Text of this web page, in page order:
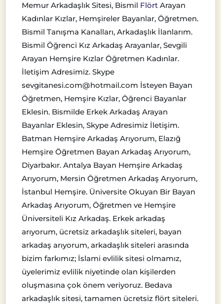
Memur Arkadaşlık Sitesi, Bismil Flört Arayan
Kadınlar Kızlar, Hemşireler Bayanlar, Öğretmen.
Bismil Tanışma Kanalları, Arkadaşlık İlanlarım.
Bismil Öğrenci Kız Arkadaş Arayanlar, Sevgili
Arayan Hemşire Kızlar Öğretmen Kadınlar.
İletişim Adresimiz. Skype
sevgitanesi.com@hotmail.com İsteyen Bayan
Öğretmen, Hemşire Kızlar, Öğrenci Bayanlar
Eklesin. Bismilde Erkek Arkadaş Arayan
Bayanlar Eklesin, Skype Adresimiz İletişim.
Batman Hemşire Arkadaş Arıyorum, Elazığ
Hemşire Öğretmen Bayan Arkadaş Arıyorum,
Diyarbakır. Antalya Bayan Hemşire Arkadaş
Arıyorum, Mersin Öğretmen Arkadaş Arıyorum,
İstanbul Hemşire. Üniversite Okuyan Bir Bayan
Arkadaş Arıyorum, Öğretmen ve Hemşire
Üniversiteli Kız Arkadaş. Erkek arkadaş
arıyorum, ücretsiz arkadaşlık siteleri, bayan
arkadaş arıyorum, arkadaşlık siteleri arasında
bizim farkımız; İslami evlilik sitesi olmamız,
üyelerimiz evlilik niyetinde olan kişilerden
oluşmasına çok önem veriyoruz. Bedava
arkadaşlık sitesi, tamamen ücretsiz flört siteleri.